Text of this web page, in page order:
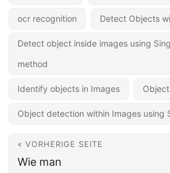
ocr recognition Detect Objects
Detect object inside images using
method
Identify objects in Images
Object detection within Images using
« VORHERIGE SEITE
Wie man